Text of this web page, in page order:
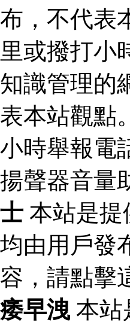
布，不代表
里或撥打小
知識管理的
表本站觀點
小時舉報電
揚聲器音量
士 本站是提
均由用戶發
容，請點擊
痿早洩 本站